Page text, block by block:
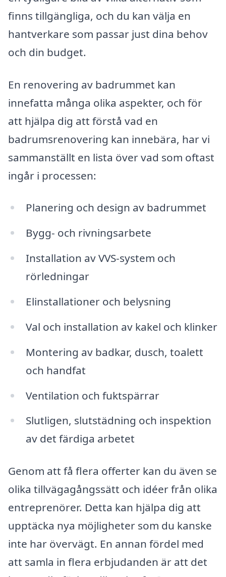
finns tillgängliga, och du kan välja en
hantverkare som passar just dina behov
och din budget.
En renovering av badrummet kan
innefatta många olika aspekter, och för
att hjälpa dig att förstå vad en
badrumsrenovering kan innebära, har vi
sammanställt en lista över vad som oftast
ingår i processen:
Planering och design av badrummet
Bygg- och rivningsarbete
Installation av VVS-system och
rörledningar
Elinstallationer och belysning
Val och installation av kakel och klinker
Montering av badkar, dusch, toalett
och handfat
Ventilation och fuktspärrar
Slutligen, slutstädning och inspektion
av det färdiga arbetet
Genom att få flera offerter kan du även se
olika tillvägagångssätt och idéer från olika
entreprenörer. Detta kan hjälpa dig att
upptäcka nya möjligheter som du kanske
inte har övervägt. En annan fördel med
att samla in flera erbjudanden är att det